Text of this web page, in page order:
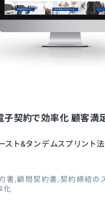
子契約で効率化 顧客満
スト&タンデムスプリント
書 顧問契約書 契約締結の
化